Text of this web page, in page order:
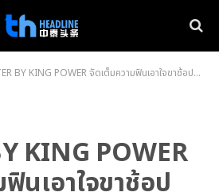
จัดเต็มความฟินเอาใจขาช้อปฉลองเดือนเกิดในรอบปี! จัดกิจกรรมสุดเอ็กซ์คลูซีฟ กับหนุ่มฮอต “ต้า – อธิวัตน์” ใน “FIRSTER BIRTHDAY SURPRISE” ลดแรง ALL DAY ALL STORE สูงสุด 30% ถึง 7 พ.ค. 66 นี้!
KING POWER
นเอาใจขาช้อป